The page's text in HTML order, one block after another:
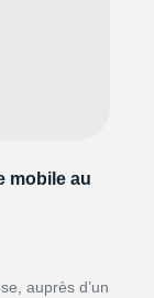
mobile au
auprès d’un